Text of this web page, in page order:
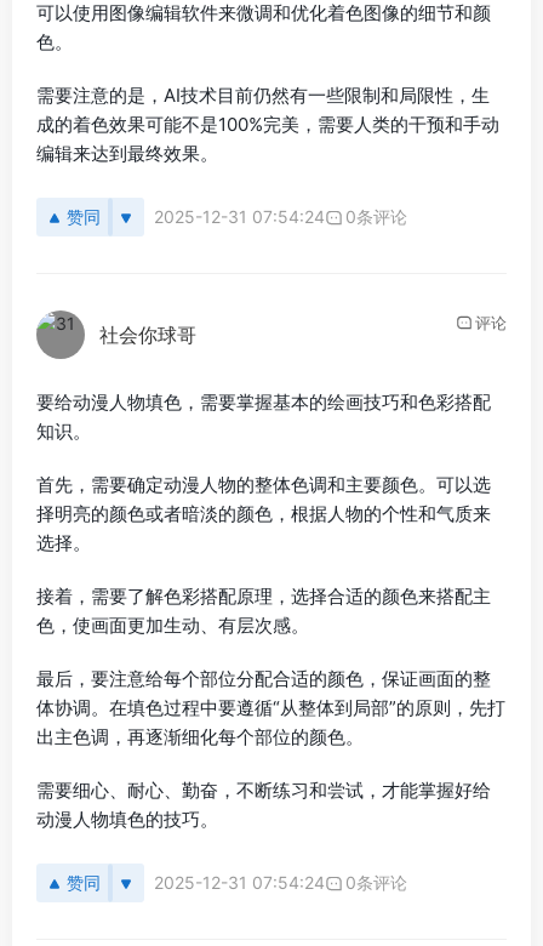
可以使用图像编辑软件来微调和优化着色图像的细节和颜
色。
需要注意的是，AI技术目前仍然有一些限制和局限性，生
成的着色效果可能不是100%完美，需要人类的干预和手动
编辑来达到最终效果。
赞同 2025-12-31 07:54:24 0条评论
社会你球哥 评论
要给动漫人物填色，需要掌握基本的绘画技巧和色彩搭配
知识。
首先，需要确定动漫人物的整体色调和主要颜色。可以选
择明亮的颜色或者暗淡的颜色，根据人物的个性和气质来
选择。
接着，需要了解色彩搭配原理，选择合适的颜色来搭配主
色，使画面更加生动、有层次感。
最后，要注意给每个部位分配合适的颜色，保证画面的整
体协调。在填色过程中要遵循“从整体到局部”的原则，先打
出主色调，再逐渐细化每个部位的颜色。
需要细心、耐心、勤奋，不断练习和尝试，才能掌握好给
动漫人物填色的技巧。
赞同 2025-12-31 07:54:24 0条评论